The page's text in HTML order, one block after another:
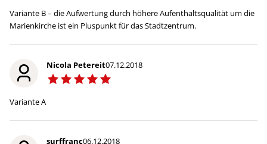
Variante B – die Aufwertung durch höhere Aufenthaltsqualität um die
Marienkirche ist ein Pluspunkt für das Stadtzentrum.
Nicola Petereit07.12.2018
Variante A
surffranc06.12.2018